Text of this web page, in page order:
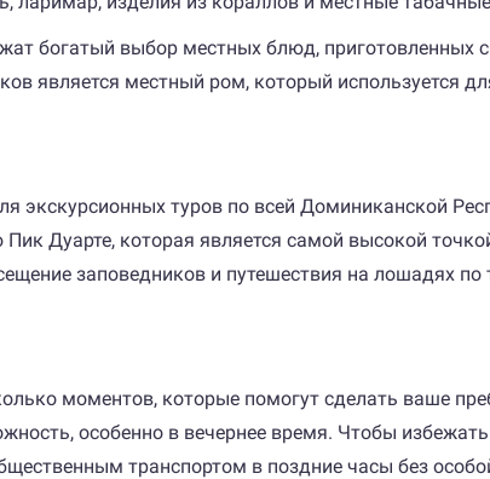
богатый выбор местных блюд, приготовленных
является местный ром, который используется
экскурсионных туров по всей Доминиканской
Дуарте, которая является самой высокой
заповедников и путешествия на лошадях по
моментов, которые помогут сделать ваше
особенно в вечернее время. Чтобы
транспортом в поздние часы без